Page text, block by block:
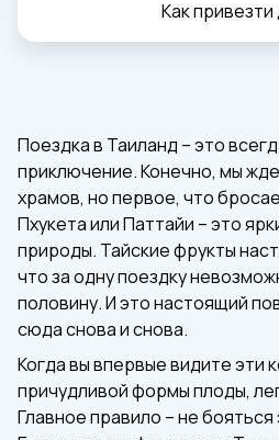
Как
Поездка в Таиланд – это
приключение. Конечно, мы
храмов, но первое, что
Пхукета или Паттайи – это
природы. Тайские фрукты
что за одну поездку
половину. И это настоящий
сюда снова и снова.
Когда вы впервые видите эти
причудливой формы плоды,
Главное правило – не